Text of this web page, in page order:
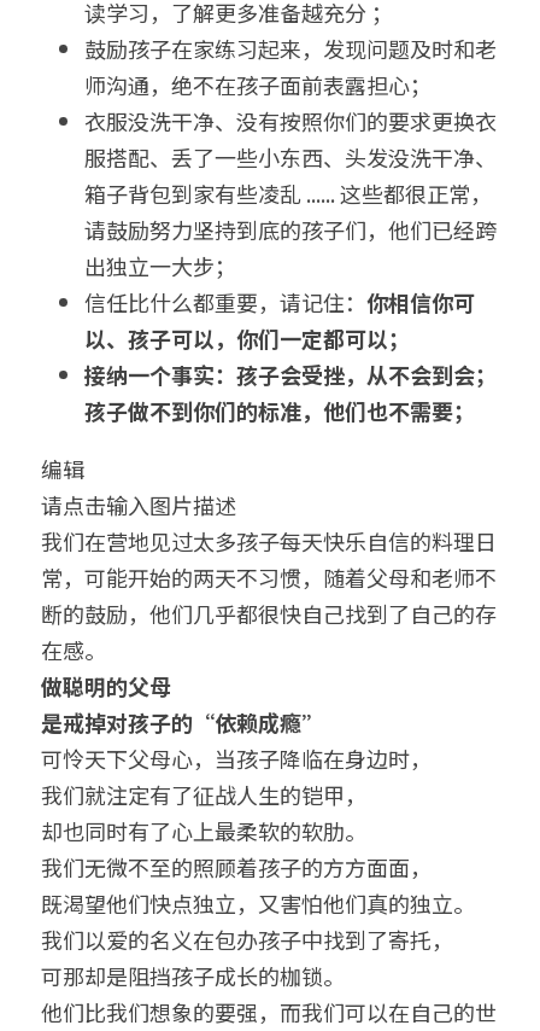
读学习，了解更多准备越充分 ；
鼓励孩子在家练习起来，发现问题及时和老
师沟通，绝不在孩子面前表露担心；
衣服没洗干净、没有按照你们的要求更换衣
服搭配、丢了一些小东西、头发没洗干净、
箱子背包到家有些凌乱 ...... 这些都很正常，
请鼓励努力坚持到底的孩子们，他们已经跨
出独立一大步；
信任比什么都重要，请记住： 你相信你可
以、孩子可以，你们一定都可以；
接纳一个事实：孩子会受挫，从不会到会；
孩子做不到你们的标准，他们也不需要；
编辑
请点击输入图片描述
我们在营地见过太多孩子每天快乐自信的料理日
常，可能开始的两天不习惯，随着父母和老师不
断的鼓励，他们几乎都很快自己找到了自己的存
在感。
做聪明的父母
是戒掉对孩子的“依赖成瘾”
可怜天下父母心，当孩子降临在身边时，
我们就注定有了征战人生的铠甲，
却也同时有了心上最柔软的软肋。
我们无微不至的照顾着孩子的方方面面，
既渴望他们快点独立，又害怕他们真的独立。
我们以爱的名义在包办孩子中找到了寄托，
可那却是阻挡孩子成长的枷锁。
他们比我们想象的要强，而我们可以在自己的世